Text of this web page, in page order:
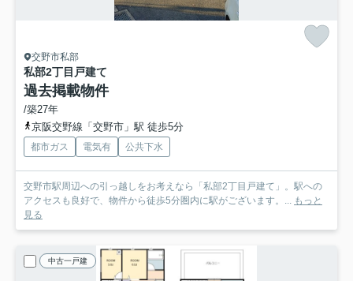
交野市私部
私部2丁目戸建て
過去掲載物件
/築27年
京阪交野線「交野市」駅 徒歩5分
都市ガス 電気有 公共下水
交野市駅周辺への引っ越しをお考えなら「私部2丁目戸建て」。駅への
アクセスも良好で、物件から徒歩5分圏内に駅がございます。... もっと
見る
中古一戸建